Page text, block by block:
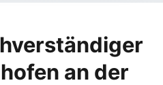
an der